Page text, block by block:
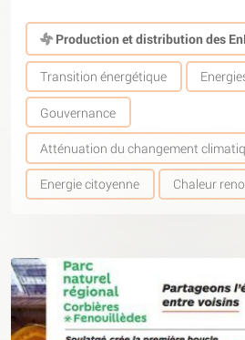
Production et distribution des
Transition énergétique
Gouvernance
Atténuation du changement
Energie citoyenne Chaleur